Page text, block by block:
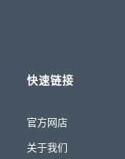
快速链接
官方网店
关于我们